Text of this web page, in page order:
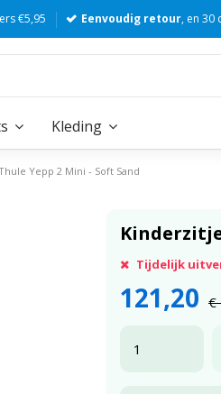
€5,95 Eenvoudig retour, en 30
Kleding
Yepp 2 Mini - Soft Sand
Tijdelijk
121,20 €